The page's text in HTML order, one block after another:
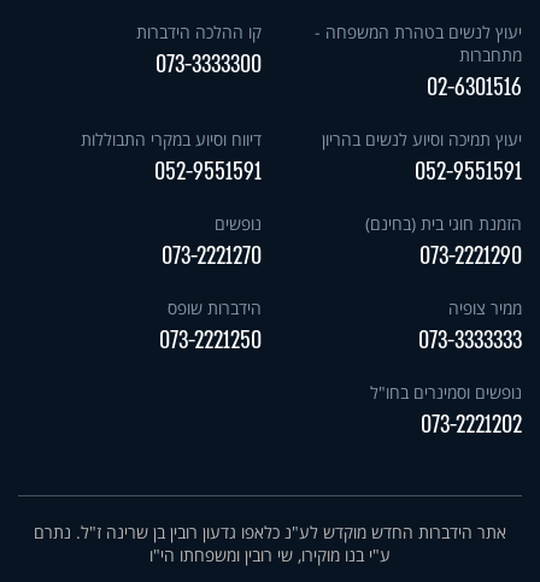
יעוץ לנשים בטהרת המשפחה -
מתחברות
02-6301516
קו ההלכה הידברות
073-3333300
יעוץ תמיכה וסיוע לנשים בהריון
052-9551591
דיווח וסיוע במקרי התבוללות
052-9551591
הזמנת חוגי בית (בחינם)
073-2221290
נופשים
073-2221270
ממיר צופיה
073-3333333
הידברות שופס
073-2221250
נופשים וסמינרים בחו"ל
073-2221202
אתר הידברות החדש מוקדש לע"נ כלאפו גדעון רובין בן שרינה ז"ל. נתרם
ע"י בנו מוקירו, שי רובין ומשפחתו הי"ו